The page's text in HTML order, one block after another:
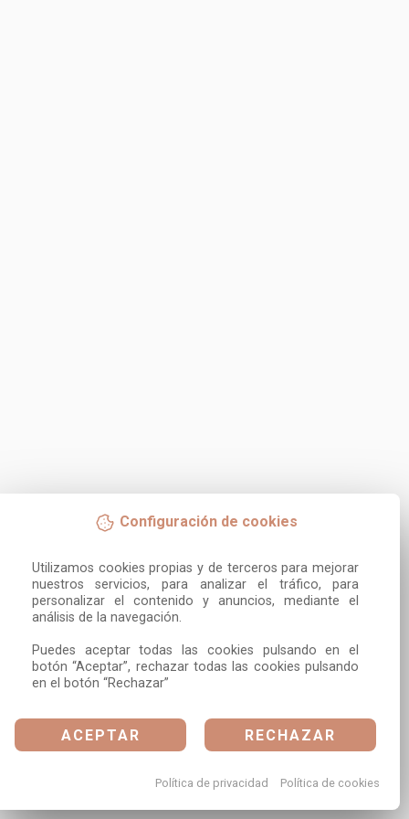
Configuración de cookies
Utilizamos cookies propias y de terceros para mejorar
nuestros servicios, para analizar el tráfico, para
personalizar el contenido y anuncios, mediante el
análisis de la navegación.
Puedes aceptar todas las cookies pulsando en el
botón “Aceptar”, rechazar todas las cookies pulsando
en el botón “Rechazar”
ACEPTAR RECHAZAR
Política de privacidad Política de cookies